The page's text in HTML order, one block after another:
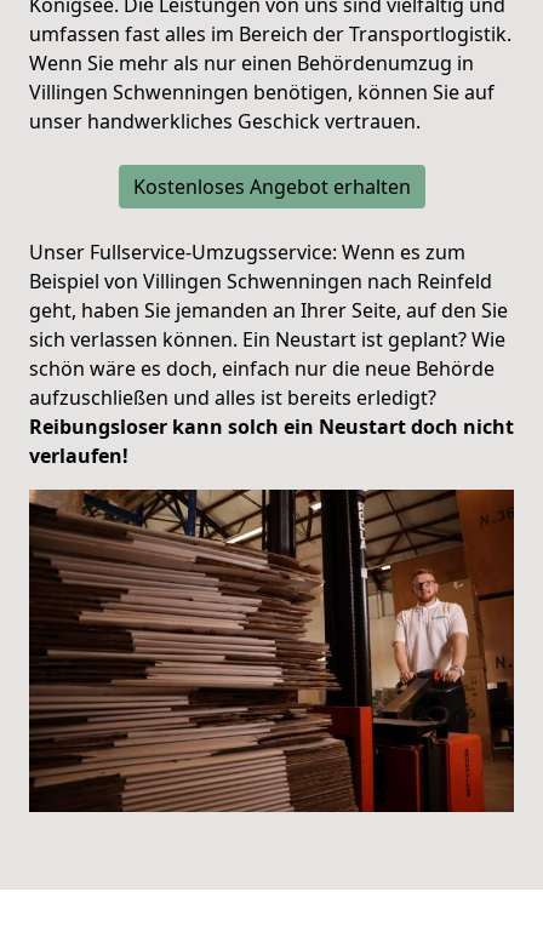
umfassen fast alles im Bereich der Transportlogistik.
Wenn Sie mehr als nur einen Behördenumzug in
Villingen Schwenningen benötigen, können Sie auf
unser handwerkliches Geschick vertrauen.
Kostenloses Angebot erhalten
Unser Fullservice-Umzugsservice: Wenn es zum
Beispiel von Villingen Schwenningen nach Reinfeld
geht, haben Sie jemanden an Ihrer Seite, auf den Sie
sich verlassen können. Ein Neustart ist geplant? Wie
schön wäre es doch, einfach nur die neue Behörde
aufzuschließen und alles ist bereits erledigt?
Reibungsloser kann solch ein Neustart doch nicht
verlaufen!